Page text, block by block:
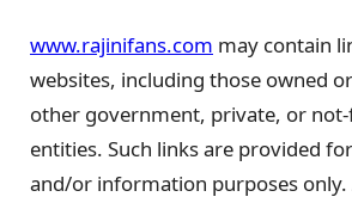
www.rajinifans.com may contain
websites, including those owned
other government, private, or
entities. Such links are provided
and/or information purposes only.